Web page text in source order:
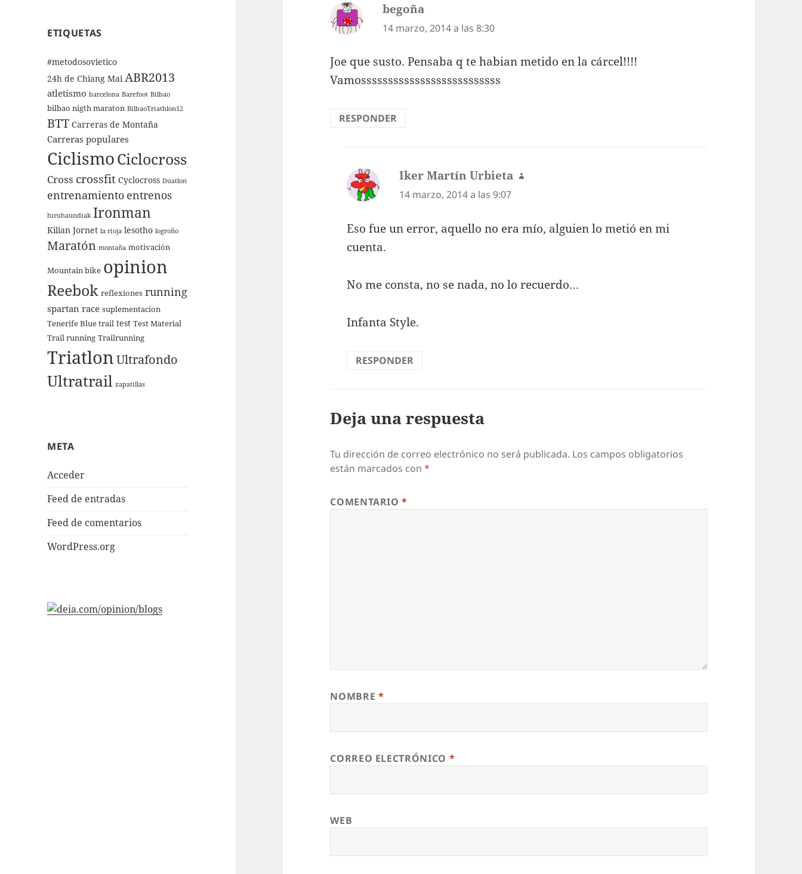
ETIQUETAS
#metodosovietico
24h de Chiang Mai ABR2013
atletismo barcelona Barefoot Bilbao
bilbao nigth maraton BilbaoTriathlon12
BTT Carreras de Montaña
Carreras populares
CiclismoCiclocross
Cross crossfit Cyclocross Duatlon
entrenamiento entrenos
hiruhaundiak Ironman
Kilian Jornet la rioja lesotho logroño
Maratón montaña motivación
Mountain bike opinion
Reebok reflexiones running
spartan race suplementacion
Tenerife Blue trail test Test Material
Trail running Trailrunning
TriatlonUltrafondo
Ultratrail zapatillas
META
Acceder
Feed de entradas
Feed de comentarios
WordPress.org
begoña
14 marzo, 2014 a las 8:30
Joe que susto. Pensaba q te habian metido en la cárcel!!!!
Vamossssssssssssssssssssssssss
RESPONDER
Iker Martín Urbieta dice:
14 marzo, 2014 a las 9:07
Eso fue un error, aquello no era mío, alguien lo metió en mi
cuenta.
No me consta, no se nada, no lo recuerdo…
Infanta Style.
RESPONDER
Deja una respuesta
Tu dirección de correo electrónico no será publicada. Los campos obligatorios
están marcados con*
COMENTARIO*
NOMBRE *
CORREO ELECTRÓNICO *
WEB